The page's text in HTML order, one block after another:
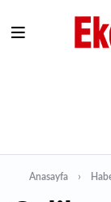
Anasayfa